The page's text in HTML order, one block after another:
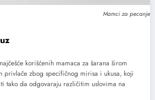
Mamci za pecanje
korišćenih mamaca za šarana širom
privlače zbog specifičnog mirisa i ukusa, koji
tako da odgovaraju različitim uslovima na